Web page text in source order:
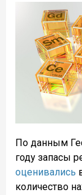
По данным
году запасы
оценивались
количество